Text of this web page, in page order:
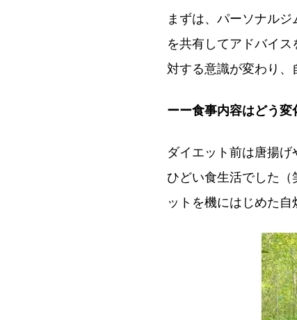
まずは、パーソナル
を共有してアドバイ
対する意識が変わり、
ーー食事内容はどう変
ダイエット前は唐揚
ひどい食生活でした
ットを機にはじめた自